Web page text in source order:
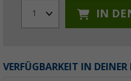
1 IN
VERFÜGBARKEIT IN DEINER